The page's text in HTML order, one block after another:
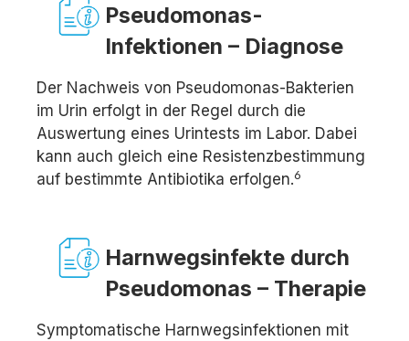
Pseudomonas-
Infektionen – Diagnose
Der Nachweis von Pseudomonas-Bakterien
im Urin erfolgt in der Regel durch die
Auswertung eines Urintests im Labor. Dabei
kann auch gleich eine Resistenzbestimmung
auf bestimmte Antibiotika erfolgen.6
Harnwegsinfekte durch
Pseudomonas – Therapie
Symptomatische Harnwegsinfektionen mit